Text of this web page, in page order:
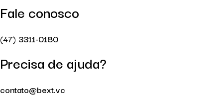
Fale conosco
(47) 3311-0180
Precisa de ajuda?
contato@bext.vc